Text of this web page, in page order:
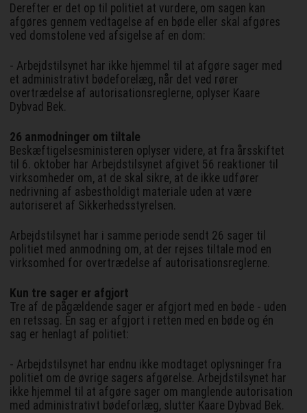
Derefter er det op til politiet at vurdere, om sagen kan
afgøres gennem vedtagelse af en bøde eller skal afgøres
ved domstolene ved afsigelse af en dom:
- Arbejdstilsynet har ikke hjemmel til at afgøre sager med
et administrativt bødeforelæg, når det ved rører
overtrædelse af autorisationsreglerne, oplyser Kaare
Dybvad Bek.
26 anmodninger om tiltale
Beskæftigelsesministeren oplyser videre, at fra årsskiftet
til 6. oktober har Arbejdstilsynet afgivet 56 reaktioner til
virksomheder om, at de skal sikre, at de ikke udfører
nedrivning af asbestholdigt materiale uden at være
autoriseret af Sikkerhedsstyrelsen.
Arbejdstilsynet har i samme periode sendt 26 sager til
politiet med anmodning om, at der rejses tiltale mod en
virksomhed for overtrædelse af autorisationsreglerne.
Kun tre sager er afgjort
Tre af de pågældende sager er afgjort med en bøde - uden
en retssag. Èn sag er afgjort i retten med en bøde og én
sag er henlagt af politiet:
- Arbejdstilsynet har endnu ikke modtaget oplysninger fra
politiet om de øvrige sagers afgørelse. Arbejdstilsynet har
ikke hjemmel til at afgøre sager om manglende autorisation
med administrativt bødeforlæg, slutter Kaare Dybvad Bek.